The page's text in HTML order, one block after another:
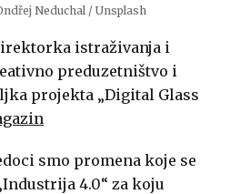
Neduchal / Unsplash
istraživanja i
preduzetništvo i
projekta „Digital Glass
smo promena koje se
4.0“ za koju